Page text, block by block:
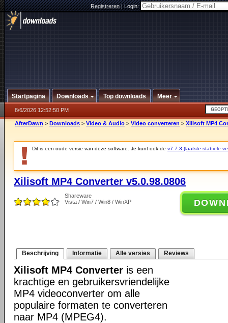
Registreren|Login:
Startpagina Downloads Top downloads Meer
8/6/2026 12:52:50 PM
AfterDawn > Downloads > Video & Audio > Video converteren > Xilisoft MP4
Dit is een oude versie van deze software. Je kunt ook de v7.7.3 (laatste stabiele
Xilisoft MP4 Converter v5.0.98.0806
Shareware
Vista / Win7 / Win8 / WinXP
Beschrijving Informatie Alle versies Reviews
Xilisoft MP4 Converter is een
krachtige en gebruikersvriendelijke
MP4 videoconverter om alle
populaire formaten te converteren
naar MP4 (MPEG4).